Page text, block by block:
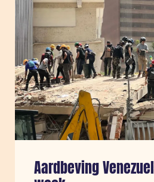
Sla carousel over
Aardbeving